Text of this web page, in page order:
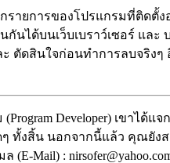
รายการของโปรแกรมที่ติดตั้
กันได้บนเว็บเบราว์เซอร์ และ
ตัดสินใจก่อนทำการลบจริงๆ
Developer) เขาได้แ
ๆ ทั้งสิ้น นอกจากนี้แล้ว คุณยัง
Mail) :